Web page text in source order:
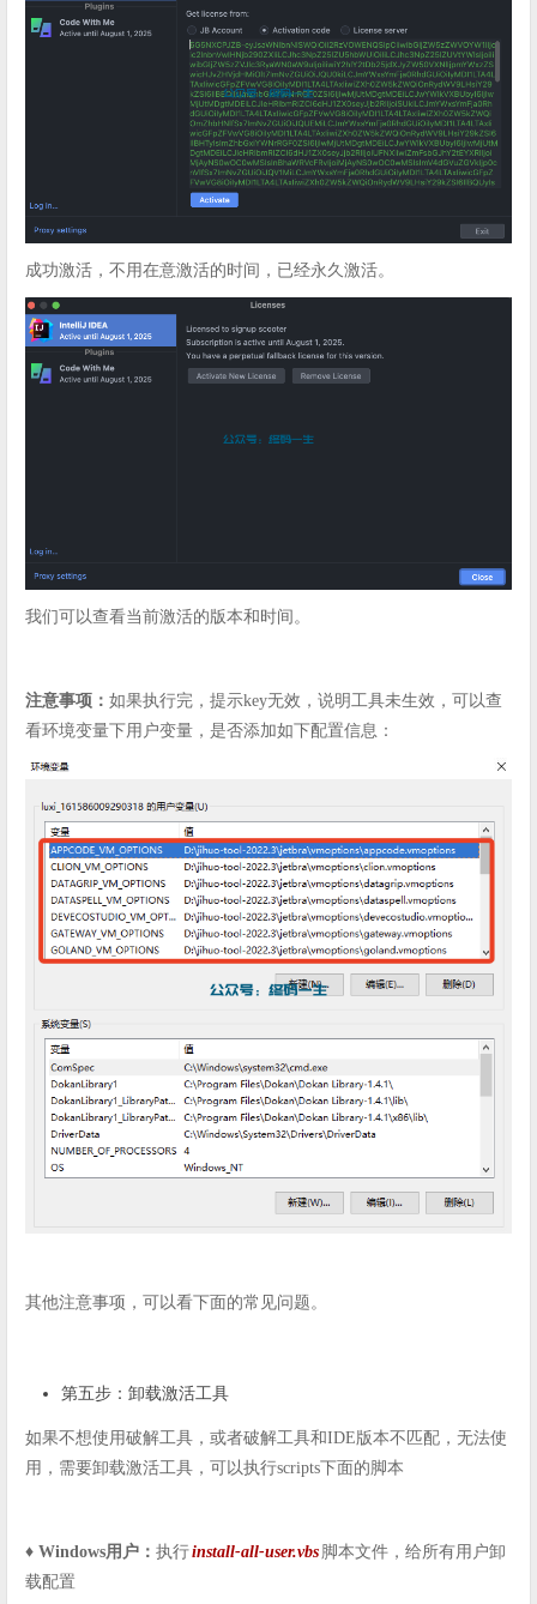
成功激活，不用在意激活的时间，已经永久激活。
我们可以查看当前激活的版本和时间。
注意事项： 如果执行完，提示key无效，说明工具未生效，可以查
看环境变量下用户变量，是否添加如下配置信息：
其他注意事项，可以看下面的常见问题。
第五步：卸载激活工具
如果不想使用破解工具，或者破解工具和IDE版本不匹配，无法使
用，需要卸载激活工具，可以执行scripts下面的脚本
♦️ Windows用户： 执行install-all-user.vbs 脚本文件，给所有用户卸
载配置